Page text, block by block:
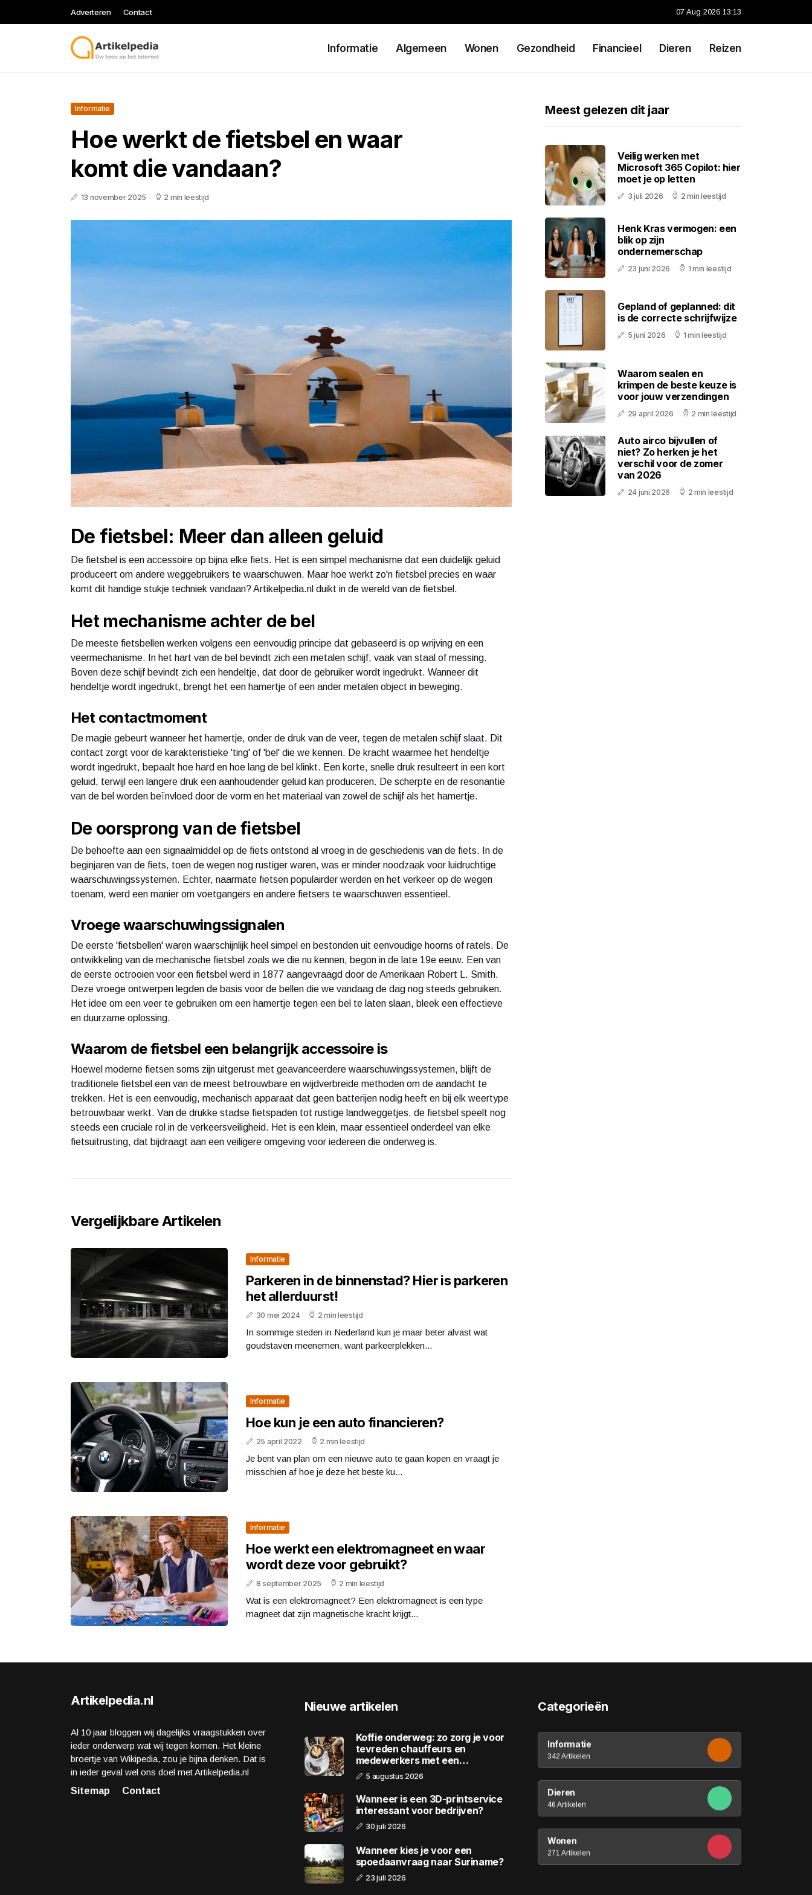
Adverteren Contact 07 Aug 2026 13:13
Informatie Algemeen Wonen Gezondheid Financieel Dieren Reizen
Informatie
Hoe werkt de fietsbel en waar
komt die vandaan?
13 november 2025 2 min leestijd
De fietsbel: Meer dan alleen geluid
De fietsbel is een accessoire op bijna elke fiets. Het is een simpel mechanisme dat een duidelijk geluid
produceert om andere weggebruikers te waarschuwen. Maar hoe werkt zo'n fietsbel precies en waar
komt dit handige stukje techniek vandaan? Artikelpedia.nl duikt in de wereld van de fietsbel.
Het mechanisme achter de bel
De meeste fietsbellen werken volgens een eenvoudig principe dat gebaseerd is op wrijving en een
veermechanisme. In het hart van de bel bevindt zich een metalen schijf, vaak van staal of messing.
Boven deze schijf bevindt zich een hendeltje, dat door de gebruiker wordt ingedrukt. Wanneer dit
hendeltje wordt ingedrukt, brengt het een hamertje of een ander metalen object in beweging.
Het contactmoment
De magie gebeurt wanneer het hamertje, onder de druk van de veer, tegen de metalen schijf slaat. Dit
contact zorgt voor de karakteristieke 'ting' of 'bel' die we kennen. De kracht waarmee het hendeltje
wordt ingedrukt, bepaalt hoe hard en hoe lang de bel klinkt. Een korte, snelle druk resulteert in een kort
geluid, terwijl een langere druk een aanhoudender geluid kan produceren. De scherpte en de resonantie
van de bel worden beïnvloed door de vorm en het materiaal van zowel de schijf als het hamertje.
De oorsprong van de fietsbel
De behoefte aan een signaalmiddel op de fiets ontstond al vroeg in de geschiedenis van de fiets. In de
beginjaren van de fiets, toen de wegen nog rustiger waren, was er minder noodzaak voor luidruchtige
waarschuwingssystemen. Echter, naarmate fietsen populairder werden en het verkeer op de wegen
toenam, werd een manier om voetgangers en andere fietsers te waarschuwen essentieel.
Vroege waarschuwingssignalen
De eerste 'fietsbellen' waren waarschijnlijk heel simpel en bestonden uit eenvoudige hoorns of ratels. De
ontwikkeling van de mechanische fietsbel zoals we die nu kennen, begon in de late 19e eeuw. Een van
de eerste octrooien voor een fietsbel werd in 1877 aangevraagd door de Amerikaan Robert L. Smith.
Deze vroege ontwerpen legden de basis voor de bellen die we vandaag de dag nog steeds gebruiken.
Het idee om een veer te gebruiken om een hamertje tegen een bel te laten slaan, bleek een effectieve
en duurzame oplossing.
Waarom de fietsbel een belangrijk accessoire is
Hoewel moderne fietsen soms zijn uitgerust met geavanceerdere waarschuwingssystemen, blijft de
traditionele fietsbel een van de meest betrouwbare en wijdverbreide methoden om de aandacht te
trekken. Het is een eenvoudig, mechanisch apparaat dat geen batterijen nodig heeft en bij elk weertype
betrouwbaar werkt. Van de drukke stadse fietspaden tot rustige landweggetjes, de fietsbel speelt nog
steeds een cruciale rol in de verkeersveiligheid. Het is een klein, maar essentieel onderdeel van elke
fietsuitrusting, dat bijdraagt aan een veiligere omgeving voor iedereen die onderweg is.
Vergelijkbare Artikelen
Informatie
Parkeren in de binnenstad? Hier is parkeren
het allerduurst!
30 mei 2024 2 min leestijd
In sommige steden in Nederland kun je maar beter alvast wat
goudstaven meenemen, want parkeerplekken...
Informatie
Hoe kun je een auto financieren?
25 april 2022 2 min leestijd
Je bent van plan om een nieuwe auto te gaan kopen en vraagt je
misschien af hoe je deze het beste ku...
Informatie
Hoe werkt een elektromagneet en waar
wordt deze voor gebruikt?
8 september 2025 2 min leestijd
Wat is een elektromagneet? Een elektromagneet is een type
magneet dat zijn magnetische kracht krijgt...
Meest gelezen dit jaar
Veilig werken met
Microsoft 365 Copilot: hier
moet je op letten
3 juli 2026 2 min leestijd
Henk Kras vermogen: een
blik op zijn
ondernemerschap
23 juni 2026 1 min leestijd
Gepland of geplanned: dit
is de correcte schrijfwijze
5 juni 2026 1 min leestijd
Waarom sealen en
krimpen de beste keuze is
voor jouw verzendingen
29 april 2026 2 min leestijd
Auto airco bijvullen of
niet? Zo herken je het
verschil voor de zomer
van 2026
24 juni 2026 2 min leestijd
Artikelpedia.nl
Al 10 jaar bloggen wij dagelijks vraagstukken over
ieder onderwerp wat wij tegen komen. Het kleine
broertje van Wikipedia, zou je bijna denken. Dat is
in ieder geval wel ons doel met Artikelpedia.nl
Sitemap
Contact
Nieuwe artikelen
Koffie onderweg: zo zorg je voor
tevreden chauffeurs en
medewerkers met een
wagenpark
5 augustus 2026
Wanneer is een 3D-printservice
interessant voor bedrijven?
30 juli 2026
Wanneer kies je voor een
spoedaanvraag naar Suriname?
23 juli 2026
Categorieën
Informatie
342 Artikelen
Dieren
46 Artikelen
Wonen
271 Artikelen